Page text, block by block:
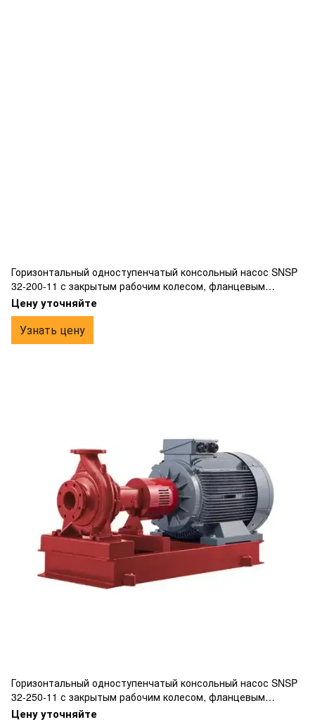
Горизонтальный одноступенчатый консольный насос SNSP
32-200-11 с закрытым рабочим колесом, фланцевым
подключением, изготовлен из чугуна.
Цену уточняйте
Узнать цену
Горизонтальный одноступенчатый консольный насос SNSP
32-250-11 с закрытым рабочим колесом, фланцевым
подключением, изготовлен из чугуна.
Цену уточняйте